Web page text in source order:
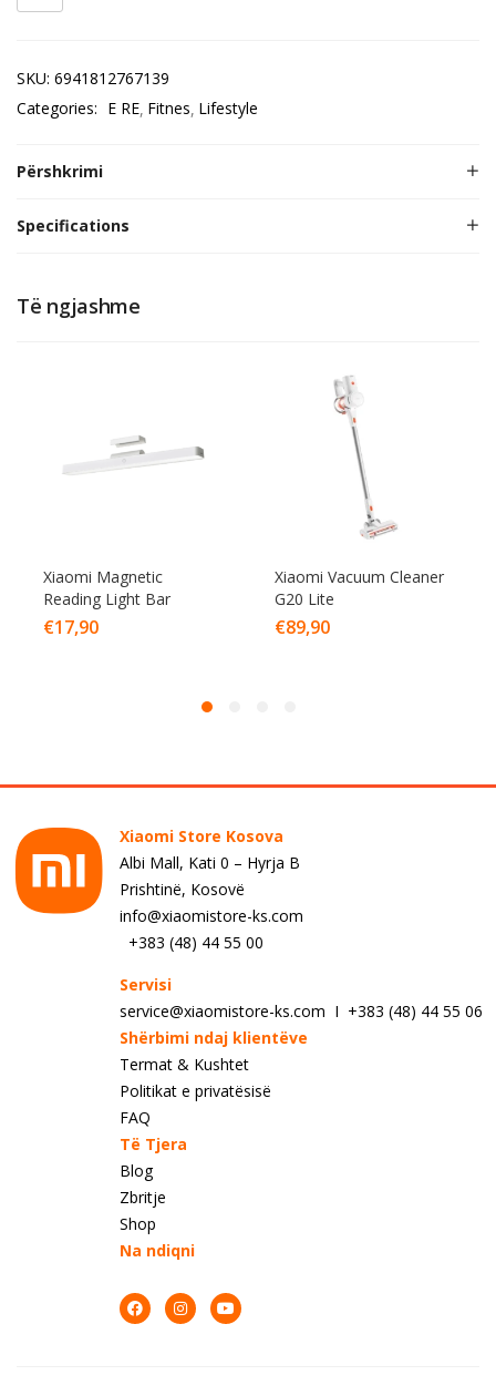
SKU: 6941812767139
Categories: E RE Fitnes Lifestyle
Përshkrimi
Specifications
Të ngjashme
Xiaomi Magnetic
Reading Light Bar
€17,90
Xiaomi Vacuum Cleaner
G20 Lite
€89,90
Xiaomi Store Kosova
Albi Mall, Kati 0 – Hyrja B
Prishtinë, Kosovë
info@xiaomistore-ks.com
+383 (48) 44 55 00
Servisi
service@xiaomistore-ks.com I +383 (48) 44 55 06
Shërbimi ndaj klientëve
Termat & Kushtet
Politikat e privatësisë
FAQ
Të Tjera
Blog
Zbritje
Shop
Na ndiqni